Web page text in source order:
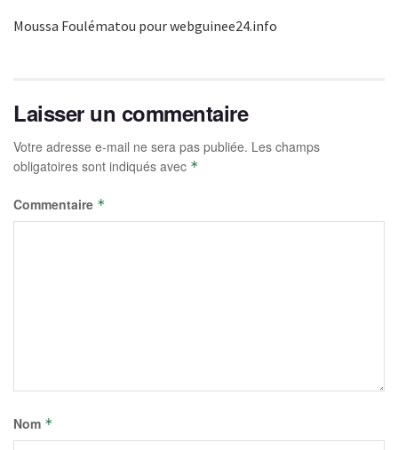
Moussa Foulématou pour webguinee24.info
Laisser un commentaire
Votre adresse e-mail ne sera pas publiée. Les champs
obligatoires sont indiqués avec *
Commentaire *
Nom *